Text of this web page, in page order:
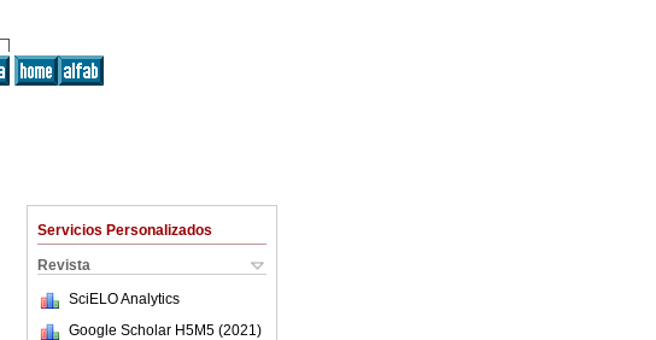
Servicios Personalizados
Revista
SciELO Analytics
Google Scholar H5M5 (2021 )